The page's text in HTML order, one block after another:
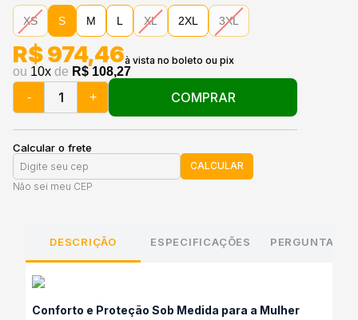
XS S M L XL 2XL 3XL
ou 10x de R$ 108,27
R$ 974,46
- + COMPRAR
Calcular o frete
CALCULAR
Não sei meu CEP
DESCRIÇÃO ESPECIFICAÇÕES PERGUNTAS E
Conforto e Proteção Sob Medida para a Mulher